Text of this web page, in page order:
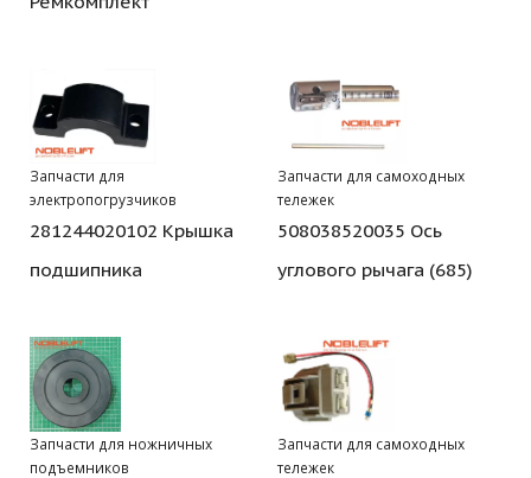
Запчасти для
электропогрузчиков
281244020102 Крышка
подшипника
Запчасти для самоходных
тележек
508038520035 Ось
углового рычага (685)
Запчасти для ножничных
подъемников
Запчасти для самоходных
тележек